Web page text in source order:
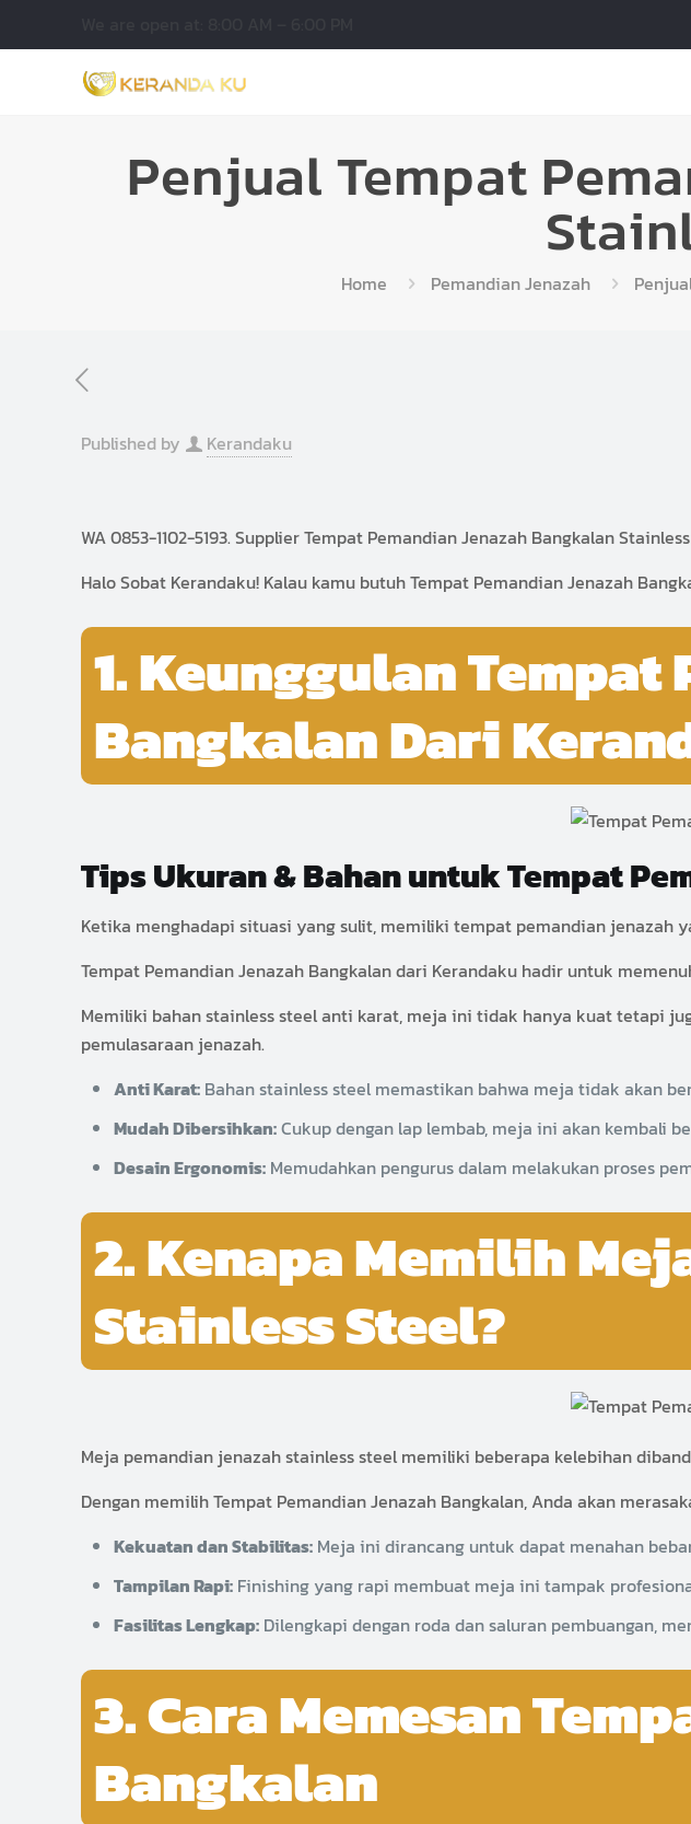
Penjual Tempat
Home Pemandian Jenazah
Published by Kerandaku
WA 0853-1102-5193. Supplier Tempat Pemandian Jenazah Bangkalan
Halo Sobat Kerandaku! Kalau kamu butuh Tempat Pemandian Jenazah
1. Keunggulan Tempat
Bangkalan Dari
Tips Ukuran & Bahan untuk Tempat
Ketika menghadapi situasi yang sulit, memiliki tempat pemandian jenazah
Tempat Pemandian Jenazah Bangkalan dari Kerandaku hadir untuk
Memiliki bahan stainless steel anti karat, meja ini tidak hanya kuat tetapi
pemulasaraan jenazah.
Anti Karat: Bahan stainless steel memastikan bahwa meja tidak akan
Mudah Dibersihkan:Cukup dengan lap lembab, meja ini akan kembali
Desain Ergonomis: Memudahkan pengurus dalam melakukan proses
2. Kenapa Memilih
Stainless Steel?
Meja pemandian jenazah stainless steel memiliki beberapa kelebihan
Dengan memilih Tempat Pemandian Jenazah Bangkalan, Anda akan
Kekuatan dan Stabilitas: Meja ini dirancang untuk dapat menahan
Tampilan Rapi: Finishing yang rapi membuat meja ini tampak
Fasilitas Lengkap: Dilengkapi dengan roda dan saluran pembuangan,
3. Cara Memesan
Bangkalan